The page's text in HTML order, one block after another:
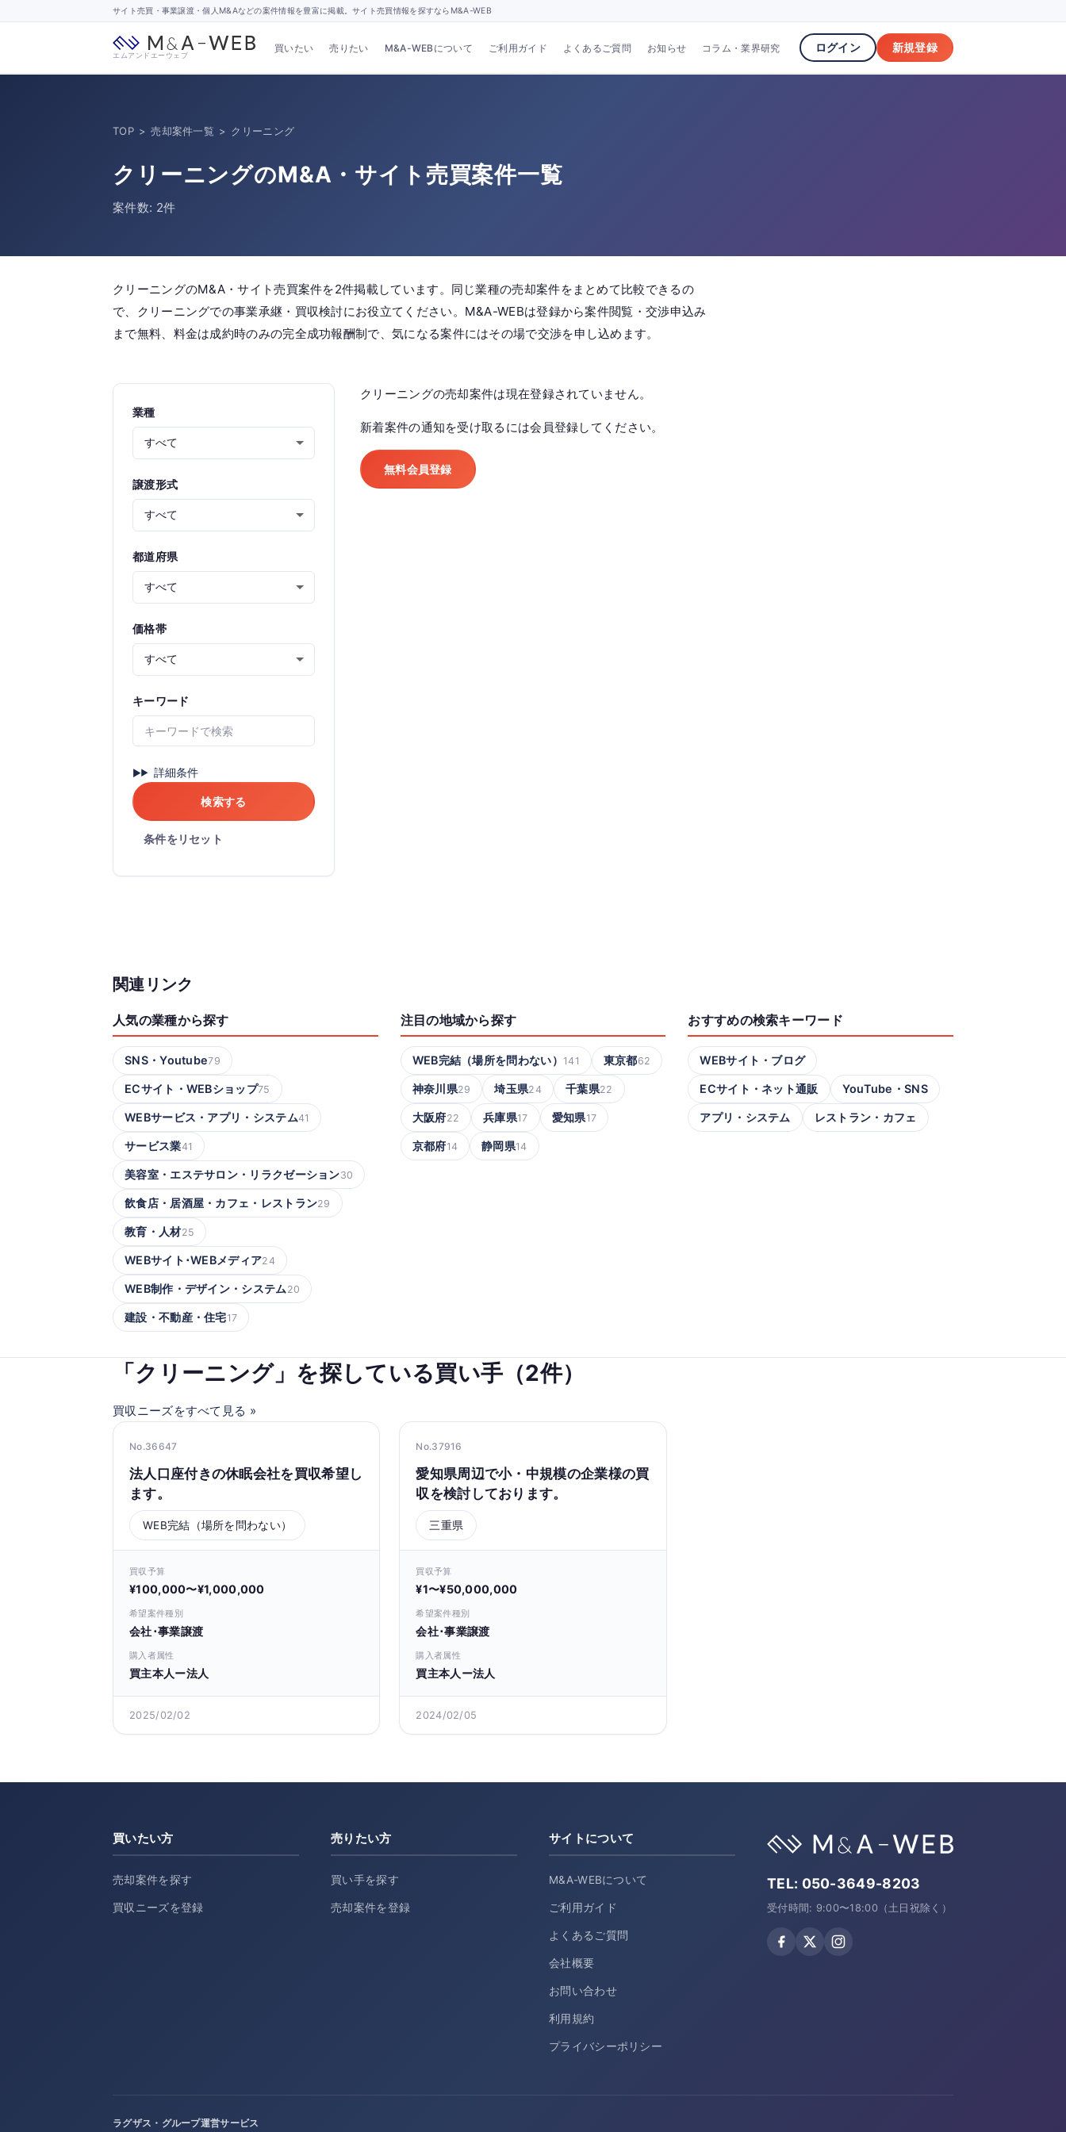
サイト売買・事業譲渡・個人M&Aなどの案件情報を豊富に掲載。サイト売買情報を探すならM&A-WEB
エムアンドエーウェブ
買いたい 売りたい M&A-WEBについて ご利用ガイド よくあるご質問 お知らせ コラム・業界研究 ログイン 新規登録
TOP > 売却案件一覧 > クリーニング
クリーニングのM&A・サイト売買案件一覧
案件数: 2件
クリーニングのM&A・サイト売買案件を2件掲載しています。同じ業種の売却案件をまとめて比較できるの
で、クリーニングでの事業承継・買収検討にお役立てください。M&A-WEBは登録から案件閲覧・交渉申込み
まで無料、料金は成約時のみの完全成功報酬制で、気になる案件にはその場で交渉を申し込めます。
業種
譲渡形式
都道府県
価格帯
キーワード
詳細条件
検索する
条件をリセット
クリーニングの売却案件は現在登録されていません。
新着案件の通知を受け取るには会員登録してください。
無料会員登録
関連リンク
人気の業種から探す
SNS・Youtube79
ECサイト・WEBショップ75
WEBサービス・アプリ・システム41
サービス業41
美容室・エステサロン・リラクゼーション30
飲食店・居酒屋・カフェ・レストラン29
教育・人材25
WEBサイト･WEBメディア24
WEB制作・デザイン・システム 20
建設・不動産・住宅17
注目の地域から探す
WEB完結（場所を問わない） 141 東京都62
神奈川県29 埼玉県24 千葉県22
大阪府22 兵庫県17 愛知県17
京都府14 静岡県14
おすすめの検索キーワード
WEBサイト・ブログ
ECサイト・ネット通販 YouTube・SNS
アプリ・システム レストラン・カフェ
「クリーニング」を探している買い手（2件）
買収ニーズをすべて見る »
No.36647
法人口座付きの休眠会社を買収希望し
ます。
WEB完結（場所を問わない）
買収予算
¥100,000〜¥1,000,000
希望案件種別
会社･事業譲渡
購入者属性
買主本人ー法人
2025/02/02
No.37916
愛知県周辺で小・中規模の企業様の買
収を検討しております。
三重県
買収予算
¥1〜¥50,000,000
希望案件種別
会社･事業譲渡
購入者属性
買主本人ー法人
2024/02/05
買いたい方
売却案件を探す
買収ニーズを登録
売りたい方
買い手を探す
売却案件を登録
サイトについて
M&A-WEBについて
ご利用ガイド
よくあるご質問
会社概要
お問い合わせ
利用規約
プライバシーポリシー
TEL: 050-3649-8203
受付時間: 9:00〜18:00（土日祝除く）
ラグザス・グループ運営サービス